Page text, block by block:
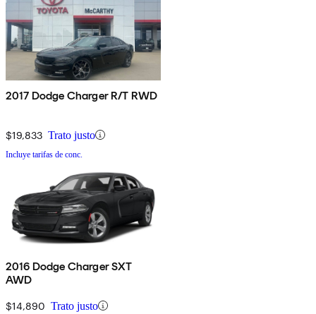
2017 Dodge Charger R/T RWD
$19,833 Trato justo
Incluye tarifas de conc.
2016 Dodge Charger SXT
AWD
$14,890 Trato justo